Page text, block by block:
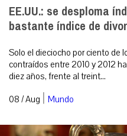
EE.UU.: se desploma
bastante índice de
Solo el dieciocho por ciento de
contraídos entre 2010 y 2012
diez años, frente al treint...
08 / Aug | Mundo